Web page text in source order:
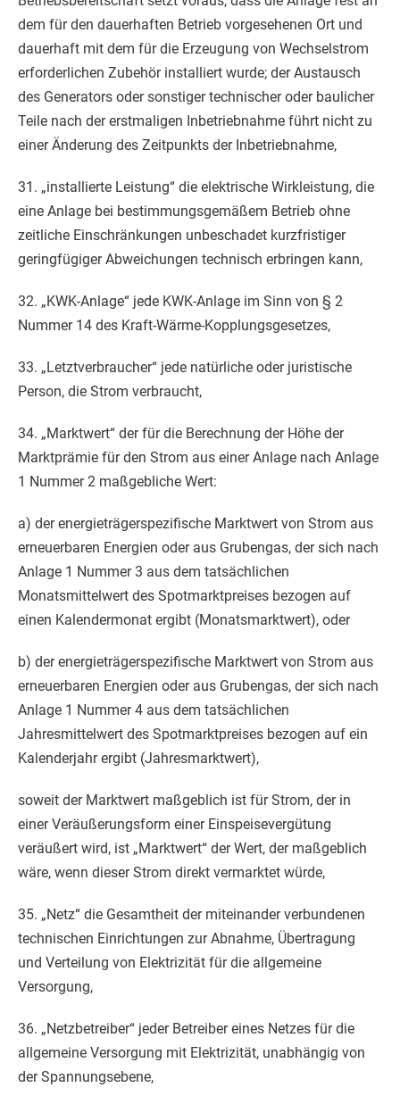
dem für den dauerhaften Betrieb vorgesehenen Ort und
dauerhaft mit dem für die Erzeugung von Wechselstrom
erforderlichen Zubehör installiert wurde; der Austausch
des Generators oder sonstiger technischer oder baulicher
Teile nach der erstmaligen Inbetriebnahme führt nicht zu
einer Änderung des Zeitpunkts der Inbetriebnahme,
31. „installierte Leistung“ die elektrische Wirkleistung, die
eine Anlage bei bestimmungsgemäßem Betrieb ohne
zeitliche Einschränkungen unbeschadet kurzfristiger
geringfügiger Abweichungen technisch erbringen kann,
32. „KWK-Anlage“ jede KWK-Anlage im Sinn von § 2
Nummer 14 des Kraft-Wärme-Kopplungsgesetzes,
33. „Letztverbraucher“ jede natürliche oder juristische
Person, die Strom verbraucht,
34. „Marktwert“ der für die Berechnung der Höhe der
Marktprämie für den Strom aus einer Anlage nach Anlage
1 Nummer 2 maßgebliche Wert:
a) der energieträgerspezifische Marktwert von Strom aus
erneuerbaren Energien oder aus Grubengas, der sich nach
Anlage 1 Nummer 3 aus dem tatsächlichen
Monatsmittelwert des Spotmarktpreises bezogen auf
einen Kalendermonat ergibt (Monatsmarktwert), oder
b) der energieträgerspezifische Marktwert von Strom aus
erneuerbaren Energien oder aus Grubengas, der sich nach
Anlage 1 Nummer 4 aus dem tatsächlichen
Jahresmittelwert des Spotmarktpreises bezogen auf ein
Kalenderjahr ergibt (Jahresmarktwert),
soweit der Marktwert maßgeblich ist für Strom, der in
einer Veräußerungsform einer Einspeisevergütung
veräußert wird, ist „Marktwert“ der Wert, der maßgeblich
wäre, wenn dieser Strom direkt vermarktet würde,
35. „Netz“ die Gesamtheit der miteinander verbundenen
technischen Einrichtungen zur Abnahme, Übertragung
und Verteilung von Elektrizität für die allgemeine
Versorgung,
36. „Netzbetreiber“ jeder Betreiber eines Netzes für die
allgemeine Versorgung mit Elektrizität, unabhängig von
der Spannungsebene,